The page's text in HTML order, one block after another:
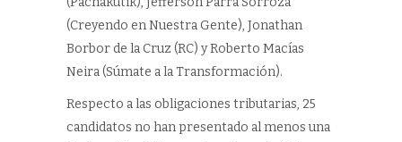
(Creyendo en Nuestra Gente), Jonathan
Borbor de la Cruz (RC) y Roberto Macías
Neira (Súmate a la Transformación).
Respecto a las obligaciones tributarias, 25
candidatos no han presentado al menos una